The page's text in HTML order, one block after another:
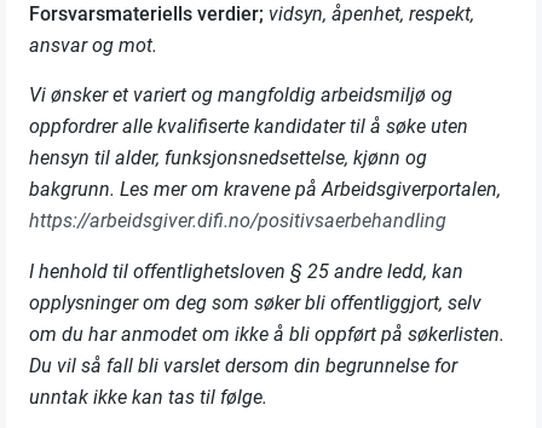
Forsvarsmateriells verdier; vidsyn, åpenhet, respekt,
ansvar og mot.
Vi ønsker et variert og mangfoldig arbeidsmiljø og
oppfordrer alle kvalifiserte kandidater til å søke uten
hensyn til alder, funksjonsnedsettelse, kjønn og
bakgrunn. Les mer om kravene på Arbeidsgiverportalen,
https://arbeidsgiver.difi.no/positivsaerbehandling
I henhold til offentlighetsloven § 25 andre ledd, kan
opplysninger om deg som søker bli offentliggjort, selv
om du har anmodet om ikke å bli oppført på søkerlisten.
Du vil så fall bli varslet dersom din begrunnelse for
unntak ikke kan tas til følge.